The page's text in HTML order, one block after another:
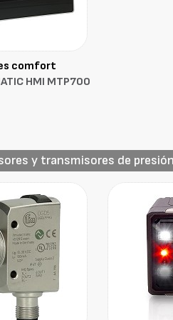
comfort
HMI MTP700
y transmisores de